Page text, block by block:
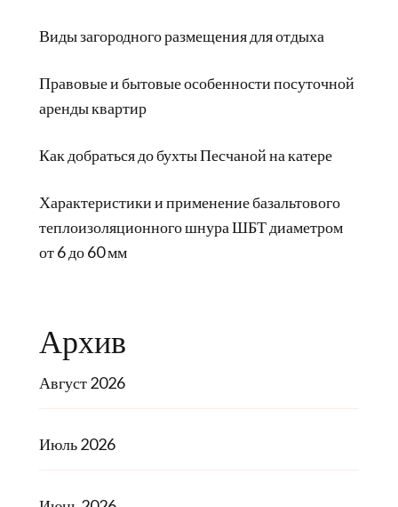
Виды загородного размещения для отдыха
Правовые и бытовые особенности посуточной
аренды квартир
Как добраться до бухты Песчаной на катере
Характеристики и применение базальтового
теплоизоляционного шнура ШБТ диаметром
от 6 до 60 мм
Архив
Август 2026
Июль 2026